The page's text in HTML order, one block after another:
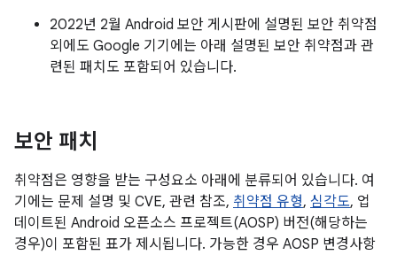
2022년 2월 Android 보안 게시판에 설명된 보안 취약점
외에도 Google 기기에는 아래 설명된 보안 취약점과 관
련된 패치도 포함되어 있습니다.
보안 패치
취약점은 영향을 받는 구성요소 아래에 분류되어 있습니다. 여
기에는 문제 설명 및 CVE, 관련 참조, 취약점 유형, 심각도, 업
데이트된 Android 오픈소스 프로젝트(AOSP) 버전(해당하는
경우)이 포함된 표가 제시됩니다. 가능한 경우 AOSP 변경사항